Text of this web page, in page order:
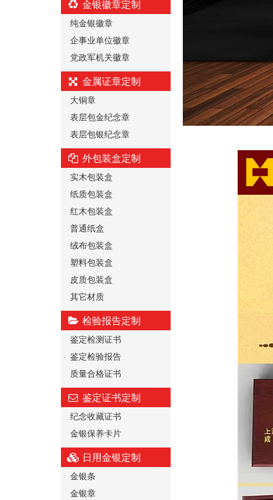
金银徽章定制
纯金银徽章
企事业单位徽章
党政军机关徽章
金属证章定制
大铜章
表层包金纪念章
表层包银纪念章
外包装盒定制
实木包装盒
纸质包装盒
红木包装盒
普通纸盒
绒布包装盒
塑料包装盒
皮质包装盒
其它材质
检验报告定制
鉴定检测证书
鉴定检验报告
质量合格证书
鉴定证书定制
纪念收藏证书
金银保养卡片
日用金银定制
金银条
金银章